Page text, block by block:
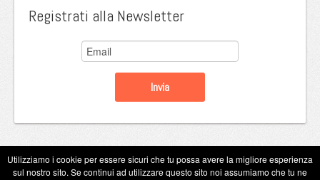
Registrati alla Newsletter
Copyright Eugenio Guarini 2026
Utilizziamo i cookie per essere sicuri che tu possa avere la migliore esperienza
sul nostro sito. Se continui ad utilizzare questo sito noi assumiamo che tu ne